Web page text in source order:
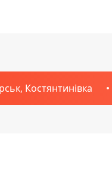
Костянтинівка